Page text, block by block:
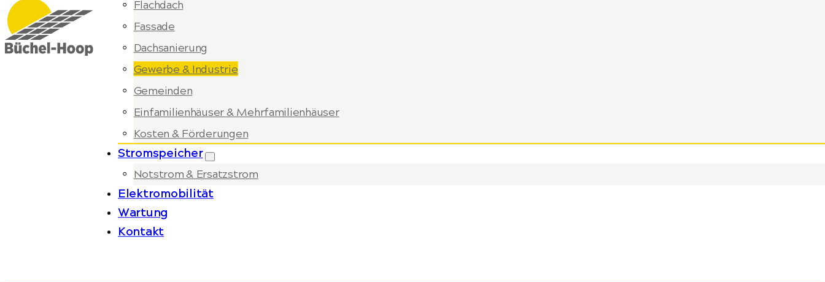
Flachdach
Fassade
Dachsanierung
Gewerbe & Industrie
Gemeinden
Einfamilienhäuser & Mehrfamilienhäuser
Kosten & Förderungen
Stromspeicher
Notstrom & Ersatzstrom
Elektromobilität
Wartung
Kontakt